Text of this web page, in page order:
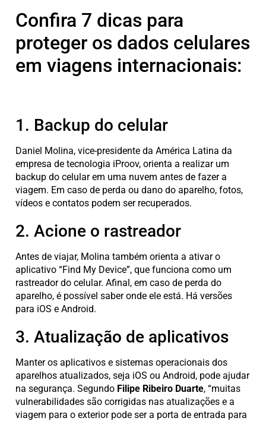
Confira 7 dicas para
proteger os dados celulares
em viagens internacionais:
1. Backup do celular
Daniel Molina, vice-presidente da América Latina da
empresa de tecnologia iProov, orienta a realizar um
backup do celular em uma nuvem antes de fazer a
viagem. Em caso de perda ou dano do aparelho, fotos,
vídeos e contatos podem ser recuperados.
2. Acione o rastreador
Antes de viajar, Molina também orienta a ativar o
aplicativo “Find My Device”, que funciona como um
rastreador do celular. Afinal, em caso de perda do
aparelho, é possível saber onde ele está. Há versões
para iOS e Android.
3. Atualização de aplicativos
Manter os aplicativos e sistemas operacionais dos
aparelhos atualizados, seja iOS ou Android, pode ajudar
na segurança. Segundo Filipe Ribeiro Duarte, “muitas
vulnerabilidades são corrigidas nas atualizações e a
viagem para o exterior pode ser a porta de entrada para